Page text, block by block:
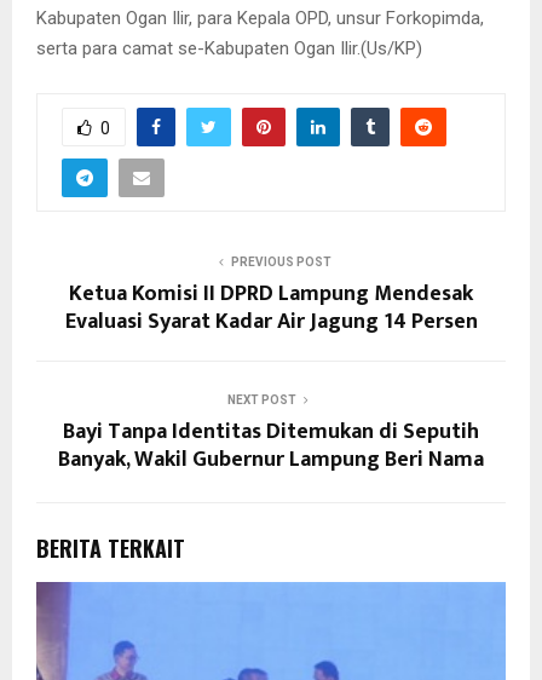
Kabupaten Ogan Ilir, para Kepala OPD, unsur Forkopimda,
serta para camat se-Kabupaten Ogan Ilir.(Us/KP)
0
PREVIOUS POST
Ketua Komisi II DPRD Lampung Mendesak
Evaluasi Syarat Kadar Air Jagung 14 Persen
NEXT POST
Bayi Tanpa Identitas Ditemukan di Seputih
Banyak, Wakil Gubernur Lampung Beri Nama
BERITA TERKAIT